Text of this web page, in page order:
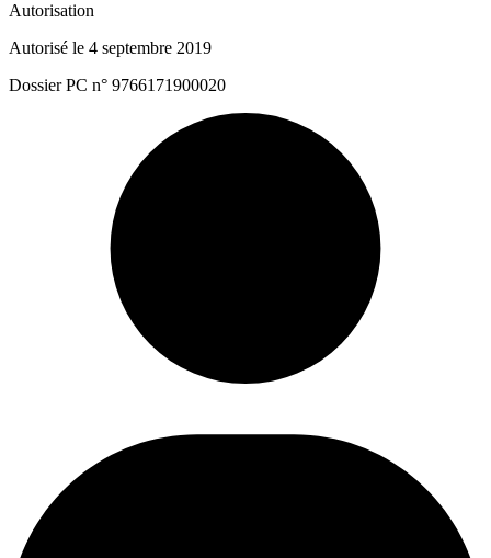
Autorisation
Autorisé le 4 septembre 2019
Dossier PC n° 9766171900020